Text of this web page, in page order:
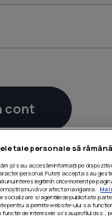
tale personale să
și/sau accesăm informații pe
personal. Puteți accepta sau
unui interes legitim în orice moment pe
noștri și nu vă vor afecta navigarea.
Mai
socializare si agentiile de publicitate
pentru a permite website-ului sa
functie de interesele si/sau profilul dvs.,